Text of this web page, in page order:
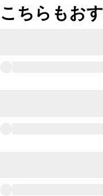
こちらもお